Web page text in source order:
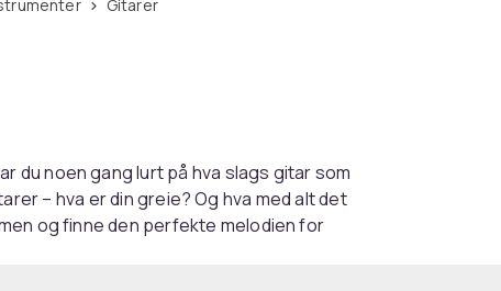
Gitarer
du noen gang lurt på hva slags gitar som
– hva er din greie? Og hva med alt det
og finne den perfekte melodien for